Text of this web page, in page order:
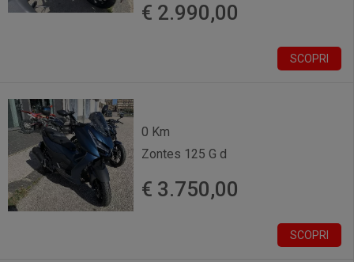
€ 2.990,00
SCOPRI
0 Km
Zontes 125 G d
€ 3.750,00
SCOPRI